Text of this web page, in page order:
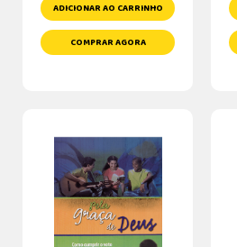
ADICIONAR AO CARRINHO
COMPRAR AGORA